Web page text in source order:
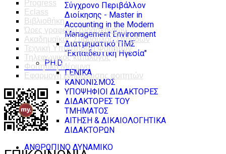
Σύγχρονο Περιβάλλον
Διοίκησης - Master in
Accounting in the Modern
Management Environment
Διατμηματικό ΠΜΣ
"Εκπαιδευτική Ηγεσία"
PH.D
ΓΕΝΙΚΑ
ΚΑΝΟΝΙΣΜΟΣ
ΥΠΟΨΗΦΙΟΙ ΔΙΔΑΚΤΟΡΕΣ
ΔΙΔΑΚΤΟΡΕΣ ΤΟΥ
ΤΜΗΜΑΤΟΣ
ΑΙΤΗΣΗ & ΔΙΚΑΙΟΛΟΓΗΤΙΚΑ
ΔΙΔΑΚΤΟΡΩΝ
ΑΝΘΡΩΠΙΝΟ ΔΥΝΑΜΙΚΟ
Progress
Eclass
Βιβλιοθήκη
Ώρες γραφείου Διδασκόντων
Ακαδημαϊκός Σύμβουλος Σπουδών
Τεχνική Υποστήριξη Φοιτητών
Τηλεφωνικός κατάλογος
Φοιτητική Μέριμνα
Εφαρμογή ενημέρωσης φοιτητών